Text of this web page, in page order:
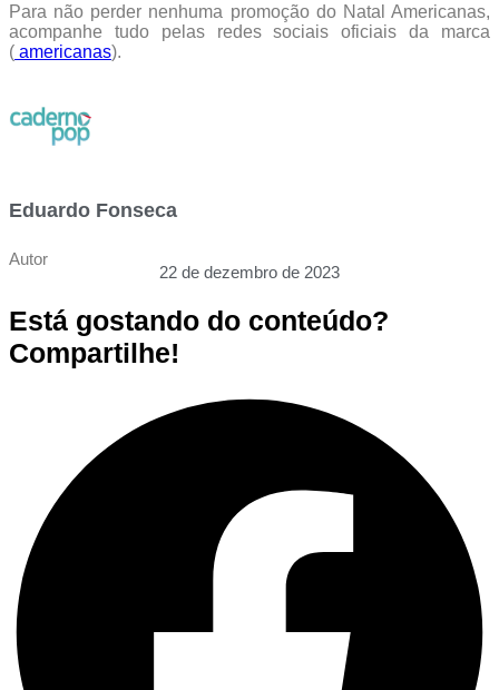
Para não perder nenhuma promoção do Natal Americanas,
acompanhe tudo pelas redes sociais oficiais da marca
( americanas).
Eduardo Fonseca
Autor
22 de dezembro de 2023
Está gostando do conteúdo?
Compartilhe!